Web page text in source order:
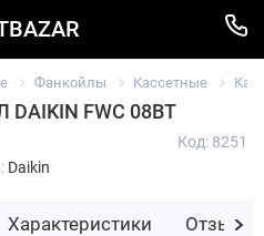
Фанкойлы Кассетные
FWC 08BT
Daikin
Код: 8251
Характеристики Отзывы